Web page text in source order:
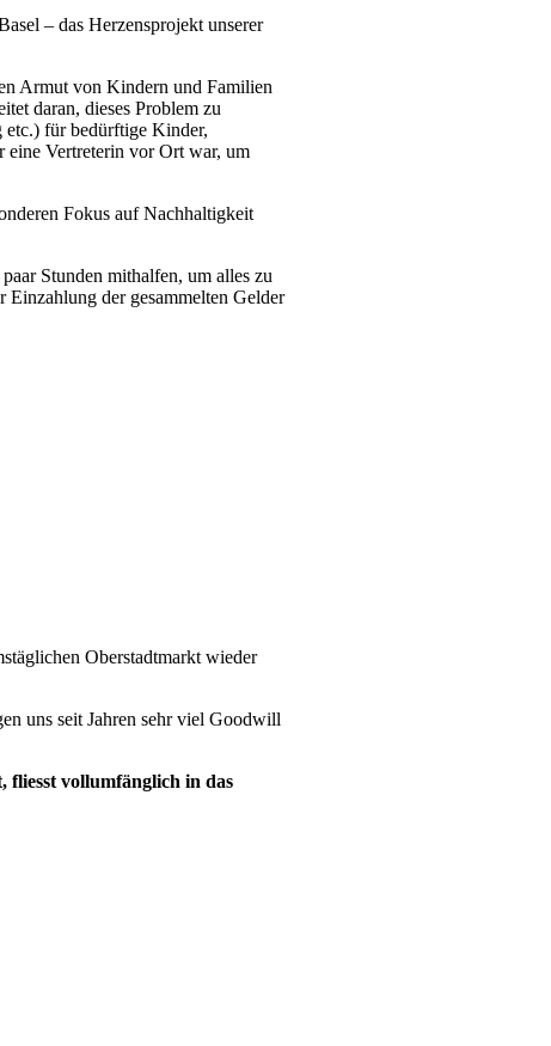
– das Herzensprojekt unserer
Armut von Kindern und Familien
daran, dieses Problem zu
etc.) für bedürftige Kinder,
eine Vertreterin vor Ort war, um
Fokus auf Nachhaltigkeit
Stunden mithalfen, um alles zu
Einzahlung der gesammelten Gelder
Oberstadtmarkt wieder
uns seit Jahren sehr viel Goodwill
vollumfänglich in das